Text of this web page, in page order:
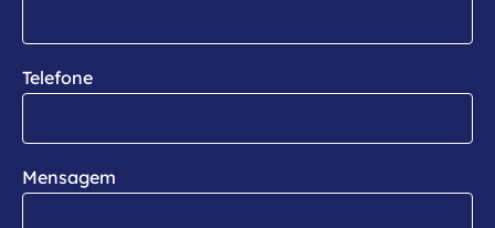
Telefone
Mensagem